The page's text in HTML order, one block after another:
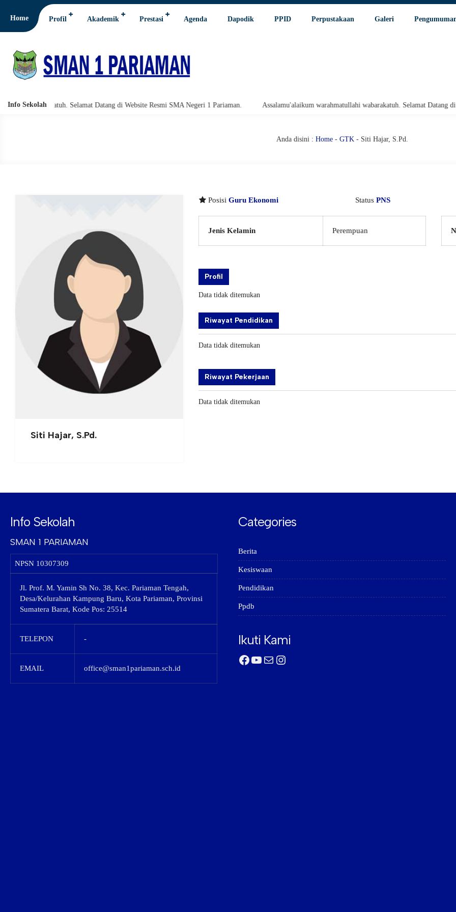
Home Profil Akademik Prestasi Agenda Dapodik PPID Perpustakaan Galeri
Info Sekolah
wabarakatuh. Selamat Datang di Website Resmi SMA Negeri 1 Pariaman. Assalamu'alaikum warahmatullahi wabarakatuh. Selamat Datang di
Anda disini : Home- GTK- Siti Hajar, S.Pd.
Siti Hajar, S.Pd.
Posisi Guru Ekonomi Status PNS
Jenis Kelamin Perempuan
Profil
Data tidak ditemukan
Riwayat Pendidikan
Data tidak ditemukan
Riwayat Pekerjaan
Data tidak ditemukan
Info Sekolah
SMAN 1 PARIAMAN
NPSN 10307309
Jl. Prof. M. Yamin Sh No. 38, Kec. Pariaman Tengah,
Desa/Kelurahan Kampung Baru, Kota Pariaman, Provinsi
Sumatera Barat, Kode Pos: 25514
TELEPON -
EMAIL office@sman1pariaman.sch.id
Categories
Berita
Kesiswaan
Pendidikan
Ppdb
Ikuti Kami
Facebook
YouTube
MailInstagram